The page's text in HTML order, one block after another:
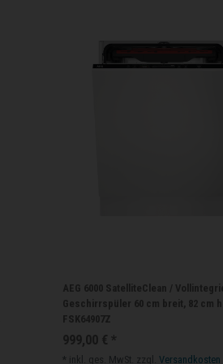
AEG 6000 SatelliteClean /
Geschirrspüler 60 cm breit, 82 cm
FSK64907Z
999,00 € *
* inkl. ges. MwSt. zzgl.Versandkosten